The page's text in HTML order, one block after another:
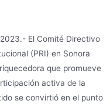
El Comité Directivo
(PRI) en Sonora
que promueve
activa de la
se convirtió en el punto